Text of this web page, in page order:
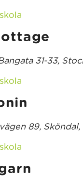
31-33,
89, Sköndal,